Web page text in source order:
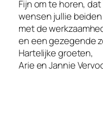
Fijn om te horen,
wensen jullie
met de
en een gezegende
Hartelijke groeten,
Arie en Jannie